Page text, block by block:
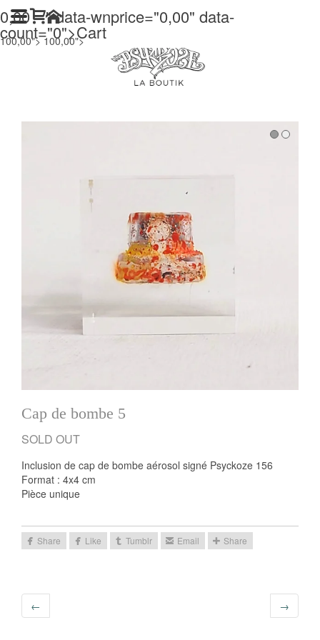
0,00 " data-wnprice="0,00" data-
count="0">Cart
100,00">100,00">
Cap de bombe 5
Inclusion de cap de bombe aérosol signé Psyckoze 156
Format : 4x4 cm
Pièce unique
← →